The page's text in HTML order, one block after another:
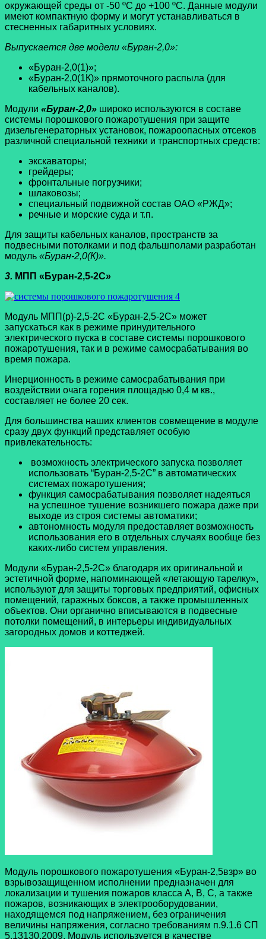
окружающей среды от -50 ºС до +100 ºС. Данные модули
имеют компактную форму и могут устанавливаться в
стесненных габаритных условиях.
Выпускается две модели «Буран-2,0»:
«Буран-2,0(1)»;
«Буран-2,0(1К)» прямоточного распыла (для
кабельных каналов).
Модули «Буран-2,0» широко используются в составе
системы порошкового пожаротушения при защите
дизельгенераторных установок, пожароопасных отсеков
различной специальной техники и транспортных средств:
экскаваторы;
грейдеры;
фронтальные погрузчики;
шлаковозы;
специальный подвижной состав ОАО «РЖД»;
речные и морские суда и т.п.
Для защиты кабельных каналов, пространств за
подвесными потолками и под фальшполами разработан
модуль «Буран-2,0(К)».
3. МПП «Буран-2,5-2С»
Модуль МПП(р)-2,5-2С «Буран-2,5-2С» может
запускаться как в режиме принудительного
электрического пуска в составе системы порошкового
пожаротушения, так и в режиме самосрабатывания во
время пожара.
Инерционность в режиме самосрабатывания при
воздействии очага горения площадью 0,4 м кв.,
составляет не более 20 сек.
Для большинства наших клиентов совмещение в модуле
сразу двух функций представляет особую
привлекательность:
возможность электрического запуска позволяет
использовать “Буран-2,5-2С” в автоматических
системах пожаротушения;
функция самосрабатывания позволяет надеяться
на успешное тушение возникшего пожара даже при
выходе из строя системы автоматики;
автономность модуля предоставляет возможность
использования его в отдельных случаях вообще без
каких-либо систем управления.
Модули «Буран-2,5-2С» благодаря их оригинальной и
эстетичной форме, напоминающей «летающую тарелку»,
используют для защиты торговых предприятий, офисных
помещений, гаражных боксов, а также промышленных
объектов. Они органично вписываются в подвесные
потолки помещений, в интерьеры индивидуальных
загородных домов и коттеджей.
Модуль порошкового пожаротушения «Буран-2,5взр» во
взрывозащищенном исполнении предназначен для
локализации и тушения пожаров класса А, В, С, а также
пожаров, возникающих в электрооборудовании,
находящемся под напряжением, без ограничения
величины напряжения, согласно требованиям п.9.1.6 СП
5.13130.2009. Модуль используется в качестве